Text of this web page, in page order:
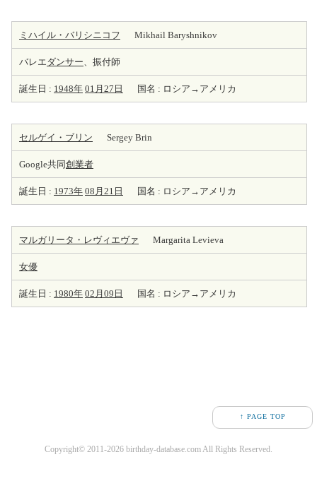
ミハイル・バリシニコフ Mikhail Baryshnikov
バレエダンサー、振付師
誕生日 : 1948年 01月27日 国名 : ロシア→アメリカ
セルゲイ・ブリン Sergey Brin
Google共同創業者
誕生日 : 1973年 08月21日 国名 : ロシア→アメリカ
マルガリータ・レヴィエヴァ Margarita Levieva
女優
誕生日 : 1980年 02月09日 国名 : ロシア→アメリカ
↑ PAGE TOP
Copyright© 2011-2026 birthday-database.com All Rights Reserved.